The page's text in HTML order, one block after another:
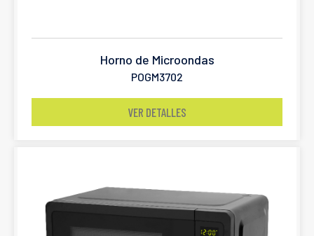
Horno de Microondas
POGM3702
VER DETALLES